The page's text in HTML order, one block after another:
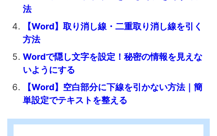
法
【Word】取り消し線・二重取り消し線を引く
方法
Wordで隠し文字を設定！秘密の情報を見えな
いようにする
【Word】空白部分に下線を引かない方法｜簡
単設定でテキストを整える